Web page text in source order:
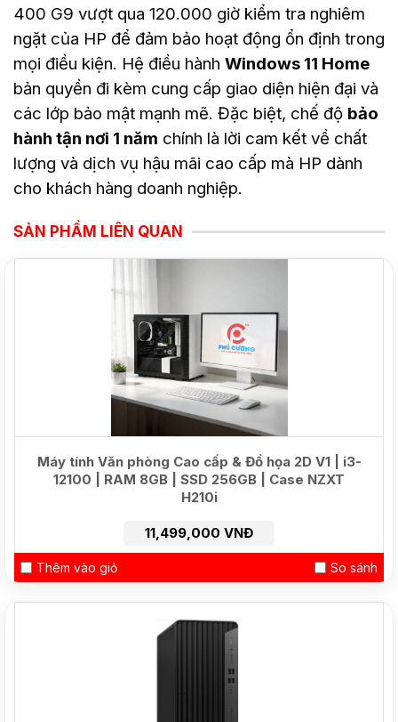
400 G9 vượt qua 120.000 giờ kiểm tra nghiêm
ngặt của HP để đảm bảo hoạt động ổn định trong
mọi điều kiện. Hệ điều hành Windows 11 Home
bản quyền đi kèm cung cấp giao diện hiện đại và
các lớp bảo mật mạnh mẽ. Đặc biệt, chế độ bảo
hành tận nơi 1 năm chính là lời cam kết về chất
lượng và dịch vụ hậu mãi cao cấp mà HP dành
cho khách hàng doanh nghiệp.
SẢN PHẨM LIÊN QUAN
Máy tính Văn phòng Cao cấp & Đồ họa 2D V1 | i3-
12100 | RAM 8GB | SSD 256GB | Case NZXT
H210i
11,499,000 VNĐ
Thêm vào giỏ So sánh